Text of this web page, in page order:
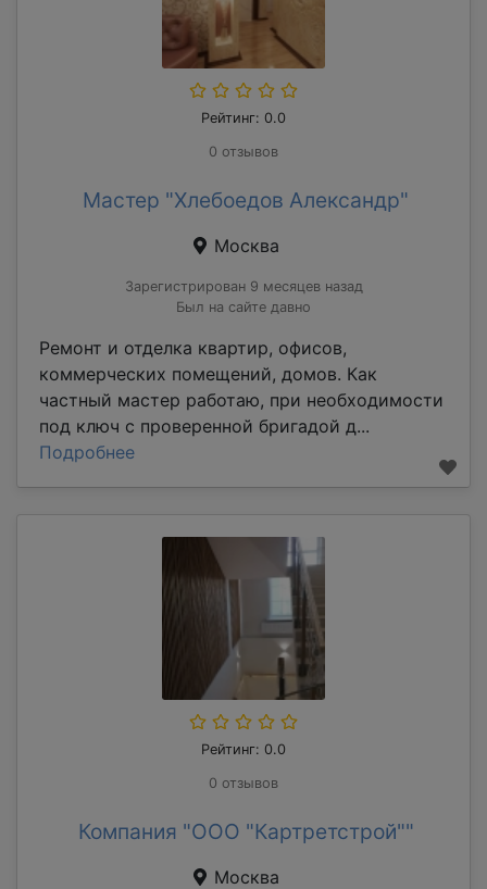
Рейтинг: 0.0
0 отзывов
Мастер "Хлебоедов Александр"
Москва
Зарегистрирован 9 месяцев назад
Был на сайте давно
Ремонт и отделка квартир, офисов,
коммерческих помещений, домов. Как
частный мастер работаю, при необходимости
под ключ с проверенной бригадой д...
Подробнее
Рейтинг: 0.0
0 отзывов
Компания "ООО "Картретстрой""
Москва